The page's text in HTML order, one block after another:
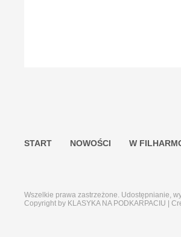
START NOWOŚCI W
Wszelkie prawa zastrzeżone. Udostępnianie,
Copyright by KLASYKA NA PODKARPACIU |